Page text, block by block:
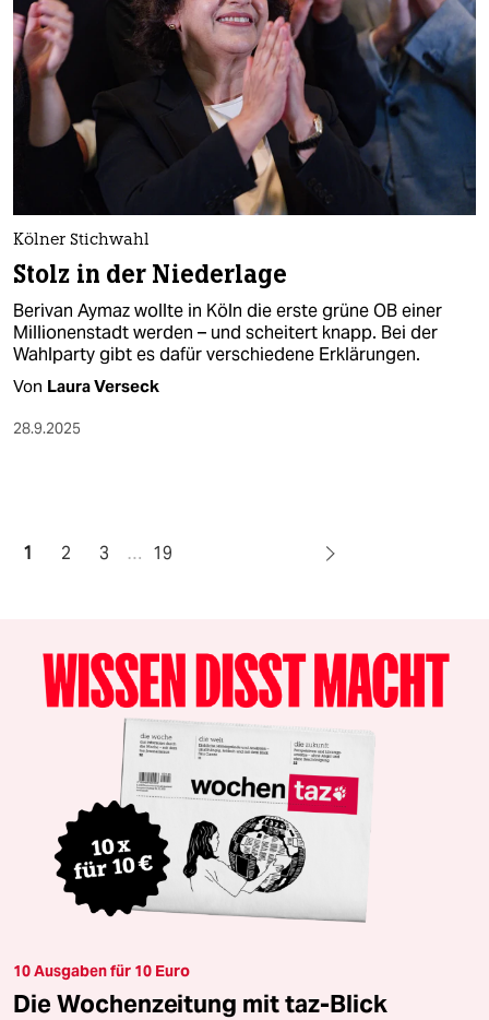
Kölner Stichwahl
Stolz in der Niederlage
Berivan Aymaz wollte in Köln die erste grüne OB einer
Millionenstadt werden – und scheitert knapp. Bei der
Wahlparty gibt es dafür verschiedene Erklärungen.
Von Laura Verseck
28.9.2025
1 2 3 … 19
10 Ausgaben für 10 Euro
Die Wochenzeitung mit taz-Blick